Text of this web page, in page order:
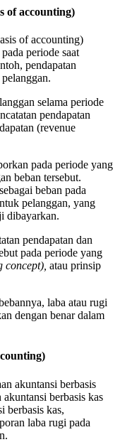
of accounting)
of accounting)
periode saat
pendapatan
selama periode
pendapatan
(revenue
pada periode yang
beban tersebut.
beban pada
pelanggan, yang
dibayarkan.
pendapatan dan
pada periode yang
concept), atau prinsip
laba atau rugi
dengan benar dalam
akuntansi berbasis
berbasis kas
berbasis kas,
laba rugi pada